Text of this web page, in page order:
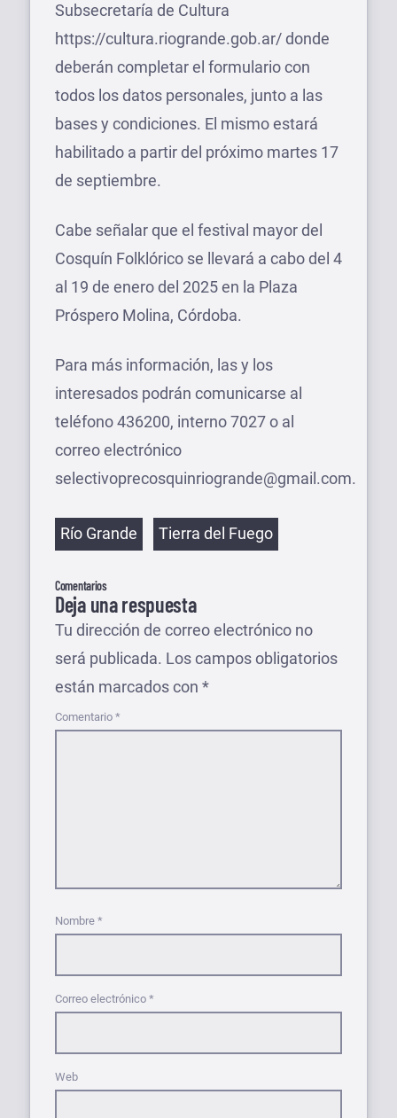
Subsecretaría de Cultura
https://cultura.riogrande.gob.ar/ donde
deberán completar el formulario con
todos los datos personales, junto a las
bases y condiciones. El mismo estará
habilitado a partir del próximo martes 17
de septiembre.
Cabe señalar que el festival mayor del
Cosquín Folklórico se llevará a cabo del 4
al 19 de enero del 2025 en la Plaza
Próspero Molina, Córdoba.
Para más información, las y los
interesados podrán comunicarse al
teléfono 436200, interno 7027 o al
correo electrónico
selectivoprecosquinriogrande@gmail.com.
Etiquetas
Río Grande Tierra del Fuego
Comentarios
Deja una respuesta
Tu dirección de correo electrónico no
será publicada. Los campos obligatorios
están marcados con *
Comentario *
Nombre *
Correo electrónico *
Web